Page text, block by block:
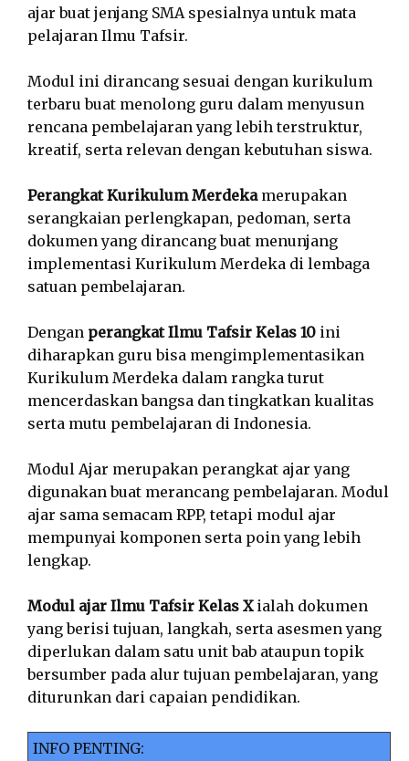
ajar buat jenjang SMA spesialnya untuk mata
pelajaran Ilmu Tafsir.
Modul ini dirancang sesuai dengan kurikulum
terbaru buat menolong guru dalam menyusun
rencana pembelajaran yang lebih terstruktur,
kreatif, serta relevan dengan kebutuhan siswa.
Perangkat Kurikulum Merdekamerupakan
serangkaian perlengkapan, pedoman, serta
dokumen yang dirancang buat menunjang
implementasi Kurikulum Merdeka di lembaga
satuan pembelajaran.
Dengan perangkat Ilmu Tafsir Kelas 10 ini
diharapkan guru bisa mengimplementasikan
Kurikulum Merdeka dalam rangka turut
mencerdaskan bangsa dan tingkatkan kualitas
serta mutu pembelajaran di Indonesia.
Modul Ajar merupakan perangkat ajar yang
digunakan buat merancang pembelajaran. Modul
ajar sama semacam RPP, tetapi modul ajar
mempunyai komponen serta poin yang lebih
lengkap.
Modul ajar Ilmu Tafsir Kelas Xialah dokumen
yang berisi tujuan, langkah, serta asesmen yang
diperlukan dalam satu unit bab ataupun topik
bersumber pada alur tujuan pembelajaran, yang
diturunkan dari capaian pendidikan.
INFO PENTING: